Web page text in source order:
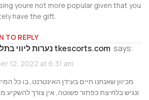
youre not more popular given that you
have the gift.
TO REPLY
נערות ליווי בתל אביב tkescorts.com says:
12, 2022 at 6:31 am
מכיוון שאנחנו חיים בעידן האינטרנט, בו כל
ונגיש בלחיצת כפתור פשוטה, אין צורך להשקיע